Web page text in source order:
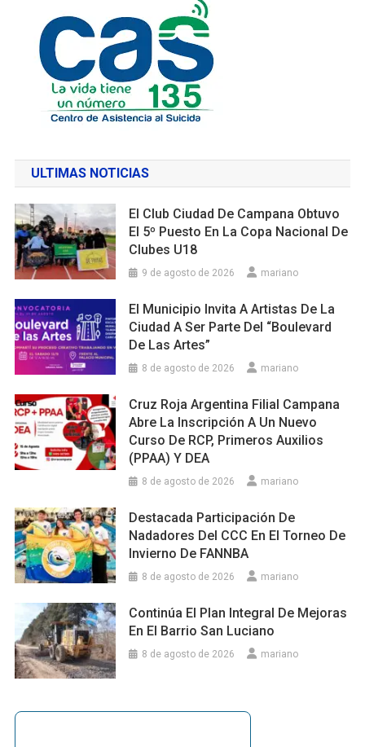
ULTIMAS NOTICIAS
El Club Ciudad De Campana Obtuvo
El 5º Puesto En La Copa Nacional De
Clubes U18
9 de agosto de 2026 mariano
El Municipio Invita A Artistas De La
Ciudad A Ser Parte Del “Boulevard
De Las Artes”
8 de agosto de 2026 mariano
Cruz Roja Argentina Filial Campana
Abre La Inscripción A Un Nuevo
Curso De RCP, Primeros Auxilios
(PPAA) Y DEA
8 de agosto de 2026 mariano
Destacada Participación De
Nadadores Del CCC En El Torneo De
Invierno De FANNBA
8 de agosto de 2026 mariano
Continúa El Plan Integral De Mejoras
En El Barrio San Luciano
8 de agosto de 2026 mariano